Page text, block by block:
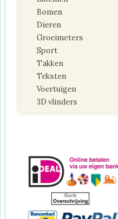
Bomen
Dieren
Groeimeters
Sport
Takken
Teksten
Voertuigen
3D vlinders